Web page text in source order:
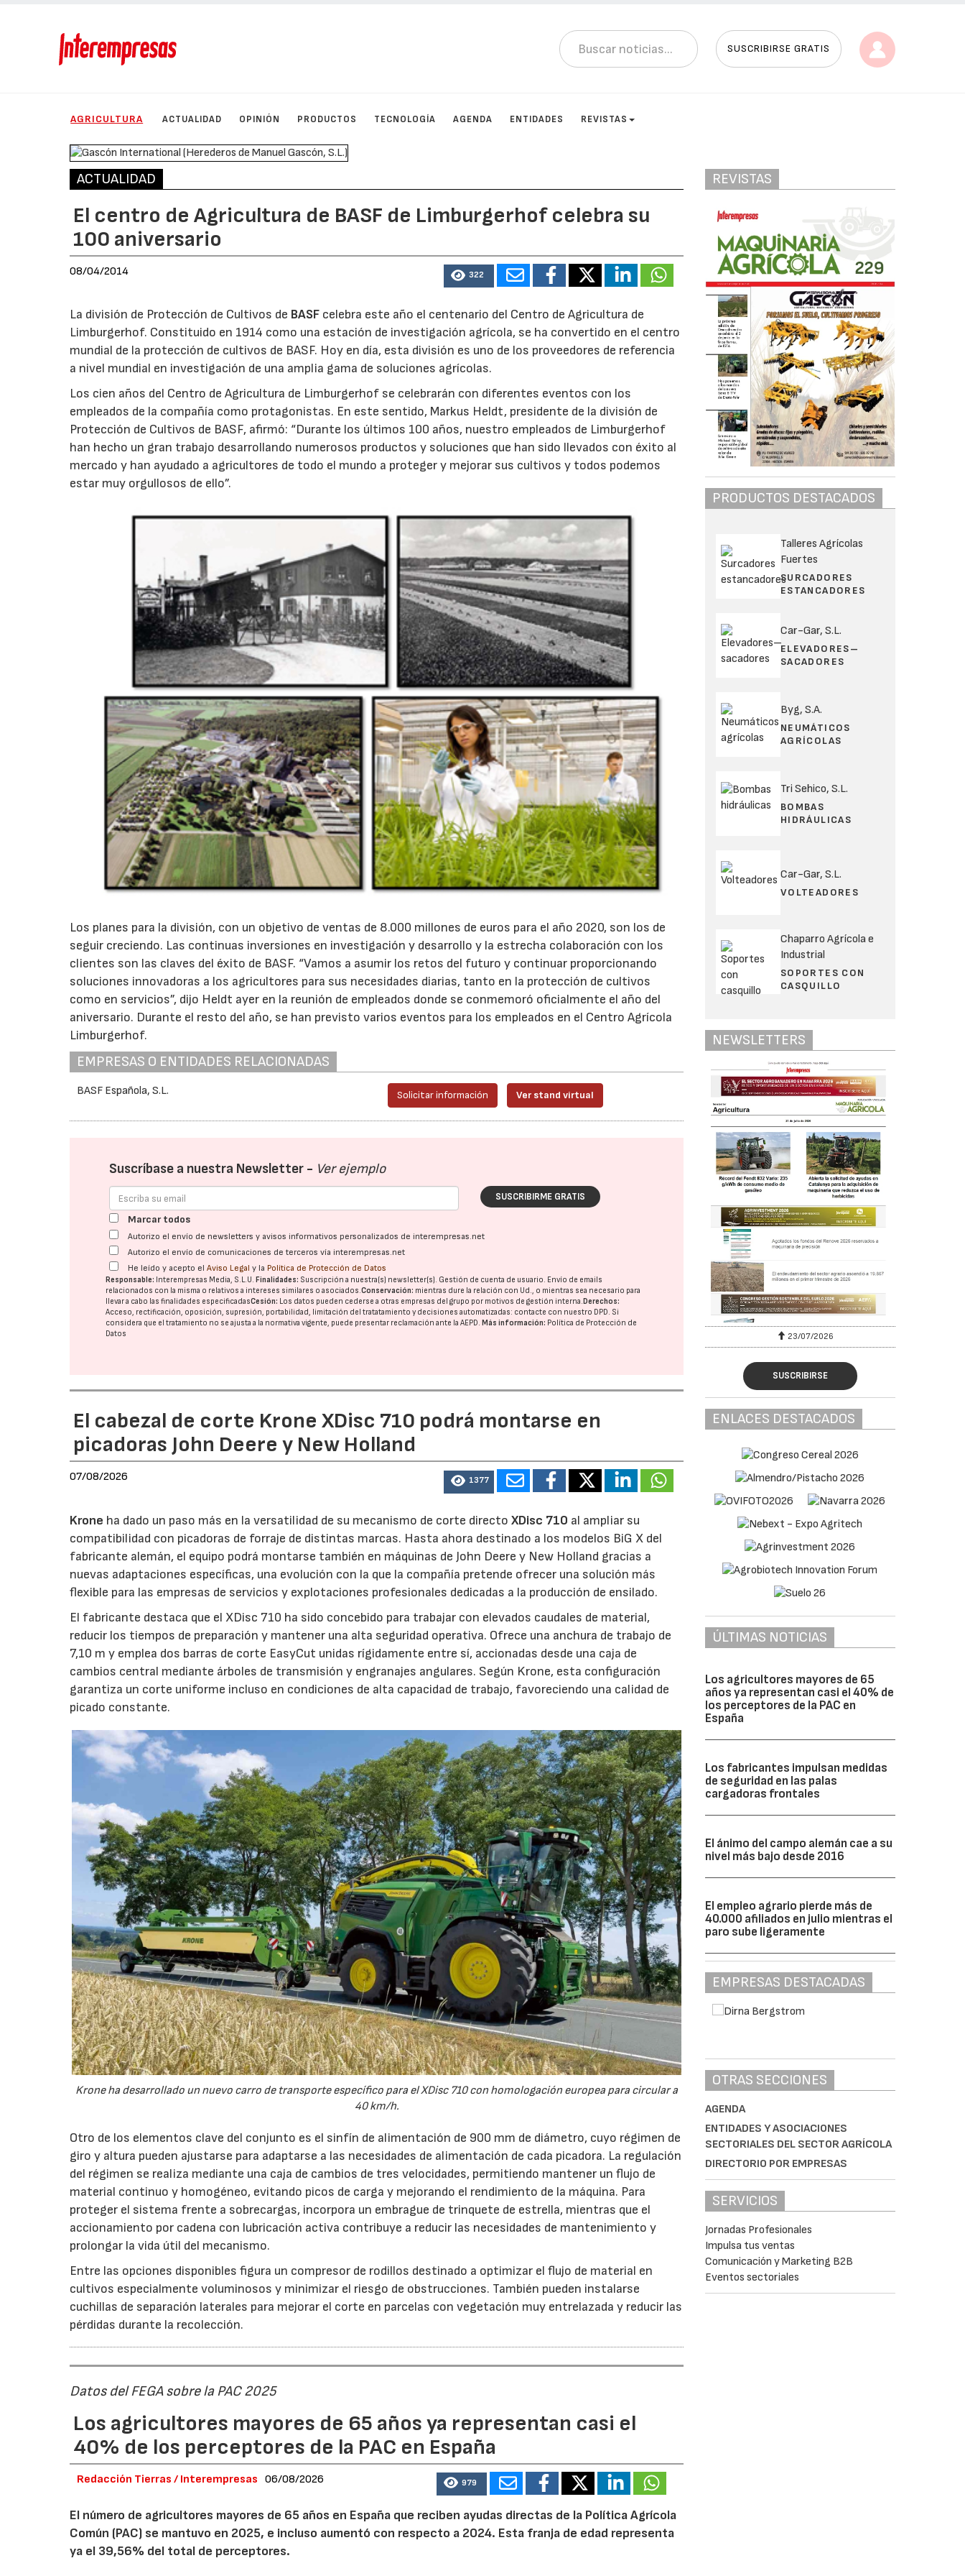
SUSCRIBIRSE GRATIS
AGRICULTURA ACTUALIDAD OPINIÓN PRODUCTOS TECNOLOGÍA AGENDA ENTIDADES REVISTAS
ACTUALIDAD
El centro de Agricultura de BASF de Limburgerhof celebra su
100 aniversario
08/04/2014 322
La división de Protección de Cultivos de BASF celebra este año el centenario del Centro de Agricultura de
Limburgerhof. Constituido en 1914 como una estación de investigación agrícola, se ha convertido en el centro
mundial de la protección de cultivos de BASF. Hoy en día, esta división es uno de los proveedores de referencia
a nivel mundial en investigación de una amplia gama de soluciones agrícolas.
Los cien años del Centro de Agricultura de Limburgerhof se celebrarán con diferentes eventos con los
empleados de la compañía como protagonistas. En este sentido, Markus Heldt, presidente de la división de
Protección de Cultivos de BASF, afirmó: “Durante los últimos 100 años, nuestro empleados de Limburgerhof
han hecho un gran trabajo desarrollando numerosos productos y soluciones que han sido llevados con éxito al
mercado y han ayudado a agricultores de todo el mundo a proteger y mejorar sus cultivos y todos podemos
estar muy orgullosos de ello”.
Los planes para la división, con un objetivo de ventas de 8.000 millones de euros para el año 2020, son los de
seguir creciendo. Las continuas inversiones en investigación y desarrollo y la estrecha colaboración con los
clientes son las claves del éxito de BASF. “Vamos a asumir los retos del futuro y continuar proporcionando
soluciones innovadoras a los agricultores para sus necesidades diarias, tanto en la protección de cultivos
como en servicios”, dijo Heldt ayer en la reunión de empleados donde se conmemoró oficialmente el año del
aniversario. Durante el resto del año, se han previsto varios eventos para los empleados en el Centro Agrícola
Limburgerhof.
EMPRESAS O ENTIDADES RELACIONADAS
BASF Española, S.L. Solicitar información Ver stand virtual
Suscríbase a nuestra Newsletter - Ver ejemplo
SUSCRIBIRME GRATIS
Marcar todos
Autorizo el envío de newsletters y avisos informativos personalizados de interempresas.net
Autorizo el envío de comunicaciones de terceros vía interempresas.net
He leído y acepto elAviso Legal y la Política de Protección de Datos
Responsable: Interempresas Media, S.L.U. Finalidades: Suscripción a nuestra(s) newsletter(s). Gestión de cuenta de usuario. Envío de emails
relacionados con la misma o relativos a intereses similares o asociados.Conservación: mientras dure la relación con Ud., o mientras sea necesario para
llevar a cabo las finalidades especificadasCesión: Los datos pueden cederse a otras empresas del grupo por motivos de gestión interna. Derechos:
Acceso, rectificación, oposición, supresión, portabilidad, limitación del tratatamiento y decisiones automatizadas: contacte con nuestro DPD. Si
considera que el tratamiento no se ajusta a la normativa vigente, puede presentar reclamación ante laAEPD. Más información: Política de Protección de
Datos
El cabezal de corte Krone XDisc 710 podrá montarse en
picadoras John Deere y New Holland
07/08/2026 1377
Krone ha dado un paso más en la versatilidad de su mecanismo de corte directoXDisc 710 al ampliar su
compatibilidad con picadoras de forraje de distintas marcas. Hasta ahora destinado a los modelos BiG X del
fabricante alemán, el equipo podrá montarse también en máquinas de John Deere y New Holland gracias a
nuevas adaptaciones específicas, una evolución con la que la compañía pretende ofrecer una solución más
flexible para las empresas de servicios y explotaciones profesionales dedicadas a la producción de ensilado.
El fabricante destaca que el XDisc 710 ha sido concebido para trabajar con elevados caudales de material,
reducir los tiempos de preparación y mantener una alta seguridad operativa. Ofrece una anchura de trabajo de
7,10 m y emplea dos barras de corte EasyCut unidas rígidamente entre sí, accionadas desde una caja de
cambios central mediante árboles de transmisión y engranajes angulares. Según Krone, esta configuración
garantiza un corte uniforme incluso en condiciones de alta capacidad de trabajo, favoreciendo una calidad de
picado constante.
Krone ha desarrollado un nuevo carro de transporte específico para el XDisc 710 con homologación europea para circular a
40 km/h.
Otro de los elementos clave del conjunto es el sinfín de alimentación de 900 mm de diámetro, cuyo régimen de
giro y altura pueden ajustarse para adaptarse a las necesidades de alimentación de cada picadora. La regulación
del régimen se realiza mediante una caja de cambios de tres velocidades, permitiendo mantener un flujo de
material continuo y homogéneo, evitando picos de carga y mejorando el rendimiento de la máquina. Para
proteger el sistema frente a sobrecargas, incorpora un embrague de trinquete de estrella, mientras que el
accionamiento por cadena con lubricación activa contribuye a reducir las necesidades de mantenimiento y
prolongar la vida útil del mecanismo.
Entre las opciones disponibles figura un compresor de rodillos destinado a optimizar el flujo de material en
cultivos especialmente voluminosos y minimizar el riesgo de obstrucciones. También pueden instalarse
cuchillas de separación laterales para mejorar el corte en parcelas con vegetación muy entrelazada y reducir las
pérdidas durante la recolección.
Datos del FEGA sobre la PAC 2025
Los agricultores mayores de 65 años ya representan casi el
40% de los perceptores de la PAC en España
Redacción Tierras / Interempresas 06/08/2026 979
El número de agricultores mayores de 65 años en España que reciben ayudas directas de la Política Agrícola
Común (PAC) se mantuvo en 2025, e incluso aumentó con respecto a 2024. Esta franja de edad representa
ya el 39,56% del total de perceptores.
REVISTAS
PRODUCTOS DESTACADOS
Talleres Agrícolas
Fuertes
SURCADORES
ESTANCADORES
Car-Gar, S.L.
ELEVADORES–
SACADORES
Byg, S.A.
NEUMÁTICOS
AGRÍCOLAS
Tri Sehico, S.L.
BOMBAS
HIDRÁULICAS
Car-Gar, S.L.
VOLTEADORES
Chaparro Agrícola e
Industrial
SOPORTES CON
CASQUILLO
NEWSLETTERS
23/07/2026
SUSCRIBIRSE
ENLACES DESTACADOS
ÚLTIMAS NOTICIAS
Los agricultores mayores de 65
años ya representan casi el 40% de
los perceptores de la PAC en
España
Los fabricantes impulsan medidas
de seguridad en las palas
cargadoras frontales
El ánimo del campo alemán cae a su
nivel más bajo desde 2016
El empleo agrario pierde más de
40.000 afiliados en julio mientras el
paro sube ligeramente
EMPRESAS DESTACADAS
OTRAS SECCIONES
AGENDA
ENTIDADES Y ASOCIACIONES
SECTORIALES DEL SECTOR AGRÍCOLA
DIRECTORIO POR EMPRESAS
SERVICIOS
Jornadas Profesionales
Impulsa tus ventas
Comunicación y Marketing B2B
Eventos sectoriales